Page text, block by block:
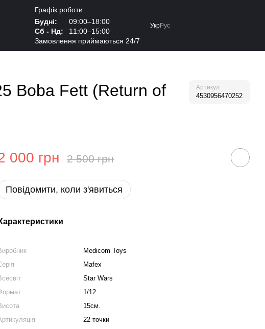
Графік роботи:
Будні:
09:00–18:00
Сб - Нд:
11:00–15:00
Замовлення приймаються 24/7
УкрРус
Boba Fett (Return of
Артикул
4530956470252
000 грн 2 500 грн
Повідомити, коли з'явиться
Medicom Toys
Mafex
Star Wars
1/12
15см.
22 точки